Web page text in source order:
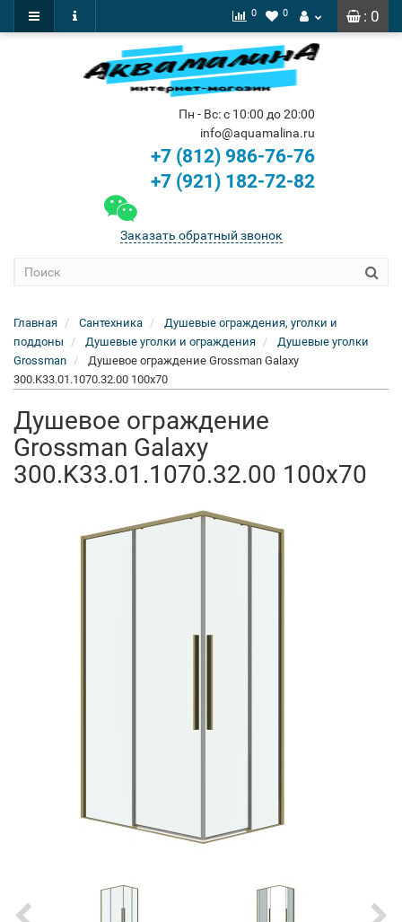
: 0
0 0
Пн - Вс: с 10:00 до 20:00
info@aquamalina.ru
+7 (812) 986-76-76
+7 (921) 182-72-82
Заказать обратный звонок
Главная Сантехника
Душевые ограждения, уголки и
поддоны
Душевые уголки и ограждения
Душевые уголки
Grossman
Душевое ограждение Grossman Galaxy
300.K33.01.1070.32.00 100x70
Душевое ограждение
Grossman Galaxy
300.K33.01.1070.32.00 100x70